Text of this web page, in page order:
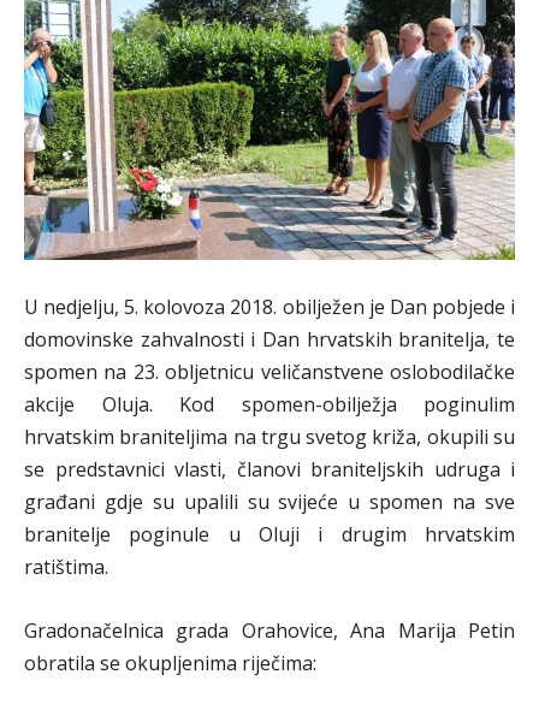
U nedjelju, 5. kolovoza 2018. obilježen je Dan pobjede i
domovinske zahvalnosti i Dan hrvatskih branitelja, te
spomen na 23. obljetnicu veličanstvene oslobodilačke
akcije Oluja. Kod spomen-obilježja poginulim
hrvatskim braniteljima na trgu svetog križa, okupili su
se predstavnici vlasti, članovi braniteljskih udruga i
građani gdje su upalili su svijeće u spomen na sve
branitelje poginule u Oluji i drugim hrvatskim
ratištima.
Gradonačelnica grada Orahovice, Ana Marija Petin
obratila se okupljenima riječima: